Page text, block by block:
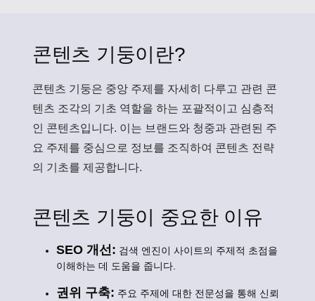
콘텐츠 기둥이란?
콘텐츠 기둥은 중앙 주제를 자세히 다루고 관련 콘
텐츠 조각의 기초 역할을 하는 포괄적이고 심층적
인 콘텐츠입니다. 이는 브랜드와 청중과 관련된 주
요 주제를 중심으로 정보를 조직하여 콘텐츠 전략
의 기초를 제공합니다.
콘텐츠 기둥이 중요한 이유
SEO 개선: 검색 엔진이 사이트의 주제적 초점을
이해하는 데 도움을 줍니다.
권위 구축: 주요 주제에 대한 전문성을 통해 신뢰